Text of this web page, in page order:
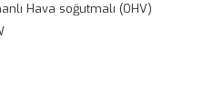
Hava soğutmalı (OHV)